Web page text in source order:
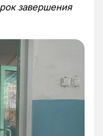
завершения